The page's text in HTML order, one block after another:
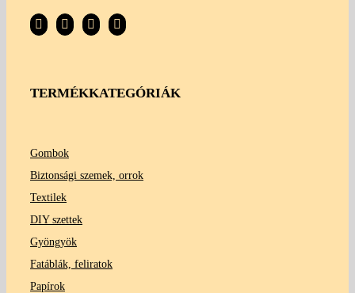
TERMÉKKATEGÓRIÁK
Gombok
Biztonsági szemek, orrok
Textilek
DIY szettek
Gyöngyök
Fatáblák, feliratok
Papírok